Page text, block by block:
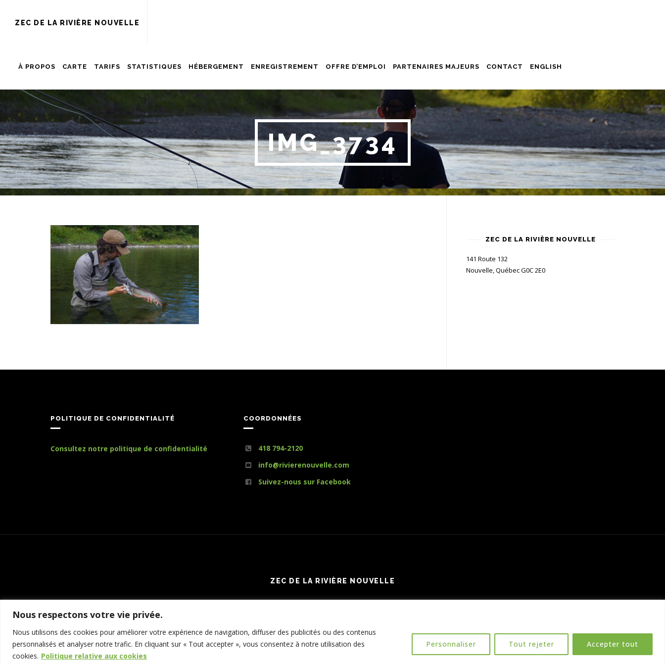
Nous respectons votre vie privée.
Nous utilisons des cookies pour améliorer votre expérience de navigation, diffuser des publicités ou des contenus
personnalisés et analyser notre trafic. En cliquant sur « Tout accepter », vous consentez à notre utilisation des
cookies. Politique relative aux cookies
Personnaliser Tout rejeter Accepter tout
ZEC DE LA RIVIÈRE NOUVELLE
À PROPOS CARTE TARIFS STATISTIQUES HÉBERGEMENT ENREGISTREMENT OFFRE D’EMPLOI PARTENAIRES MAJEURS CONTACT ENGLISH
IMG_3734
ZEC DE LA RIVIÈRE NOUVELLE
141 Route 132
Nouvelle, Québec G0C 2E0
POLITIQUE DE CONFIDENTIALITÉ
Consultez notre politique de confidentialité
COORDONNÉES
418 794-2120
info@rivierenouvelle.com
Suivez-nous sur Facebook
ZEC DE LA RIVIÈRE NOUVELLE